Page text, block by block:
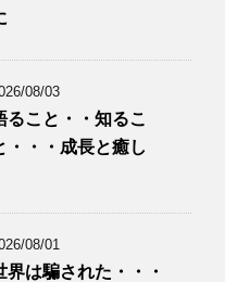
08/03
ること・・知るこ
・・・成長と癒し
08/01
界は騙された・・・